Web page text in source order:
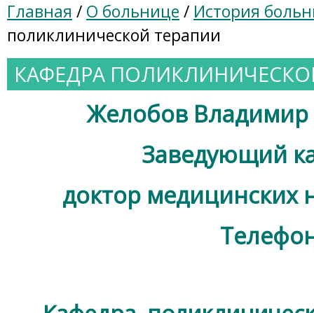
Главная / О больнице / История
поликлинической терапии
КАФЕДРА
Желобов Владимир
Заведующий
доктор медицинских